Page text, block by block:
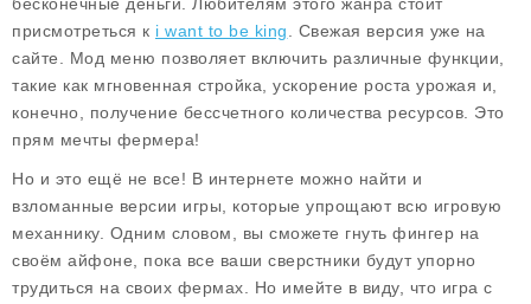
присмотреться к i want to be king . Свежая версия уже на
сайте. Мод меню позволяет включить различные функции,
такие как мгновенная стройка, ускорение роста урожая и,
конечно, получение бессчетного количества ресурсов. Это
прям мечты фермера!
Но и это ещё не все! В интернете можно найти и
взломанные версии игры, которые упрощают всю игровую
механнику. Одним словом, вы сможете гнуть фингер на
своём айфоне, пока все ваши сверстники будут упорно
трудиться на своих фермах. Но имейте в виду, что игра с